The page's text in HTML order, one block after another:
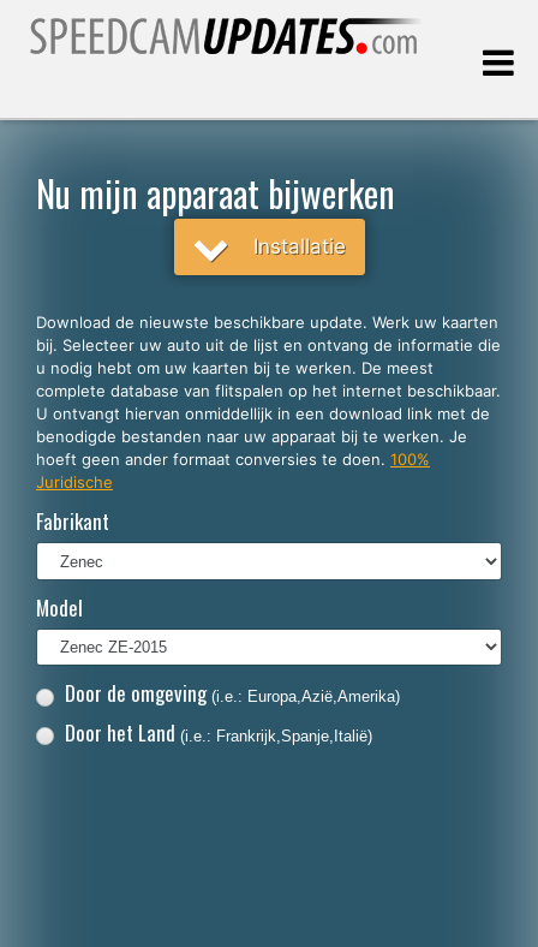
Nederlands
English
Español
Português
Deutsch
Français
Italiano
Polski
Dansk
Nu mijn apparaat bijwerken
Installatie
Download de nieuwste beschikbare update. Werk uw kaarten
bij. Selecteer uw auto uit de lijst en ontvang de informatie die
u nodig hebt om uw kaarten bij te werken. De meest
complete database van flitspalen op het internet beschikbaar.
U ontvangt hiervan onmiddellijk in een download link met de
benodigde bestanden naar uw apparaat bij te werken. Je
hoeft geen ander formaat conversies te doen. 100%
Juridische
Fabrikant
Model
Door de omgeving (i.e.: Europa,Azië,Amerika)
Door het Land (i.e.: Frankrijk,Spanje,Italië)